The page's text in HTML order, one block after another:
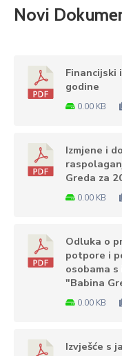
Novi
Financijski
godine
0.00 KB
Izmjene i
Greda za
0.00 KB
Odluka o
potpore i
osobama
"Babina
0.00 KB
Izvješće s